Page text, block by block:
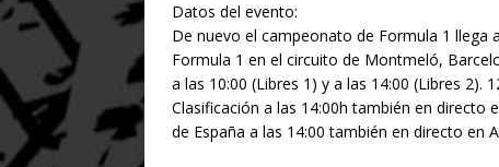
Datos del evento:
De nuevo el campeonato de Formula 1 llega
Formula 1 en el circuito de Montmeló,
a las 10:00 (Libres 1) y a las 14:00 (Libres 2).
Clasificación a las 14:00h también en directo
de España a las 14:00 también en directo en